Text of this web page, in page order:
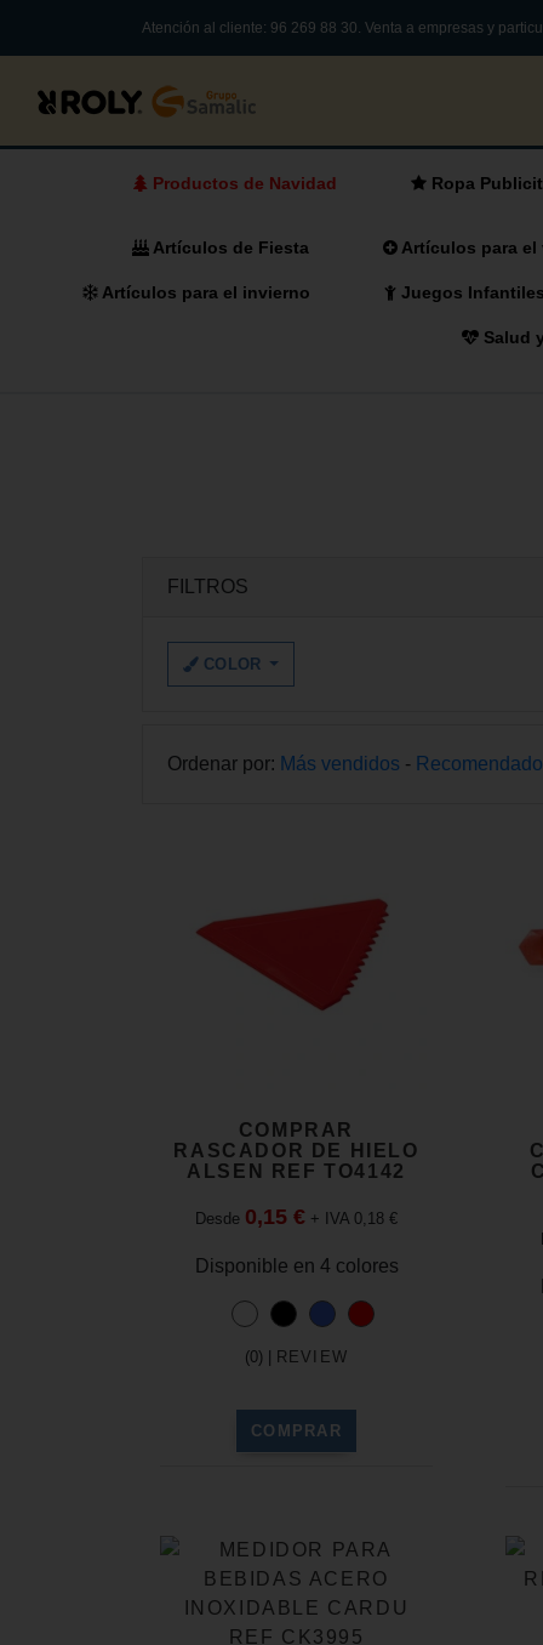
Atención al cliente: 96 269 88 30. Venta a empresas y
Reclamos Publicitarios Online
Productos de Navidad Ropa
Artículos de Fiesta Artículos para el
Artículos para el invierno Juegos Infantiles
Salud
FILTROS
COLOR
Ordenar por: Más vendidos -
COMPRAR
RASCADOR DE HIELO
ALSEN REF TO4142
Desde 0,15 € + IVA 0,18 €
Disponible en 4 colores
(0) | REVIEW
COMPRAR